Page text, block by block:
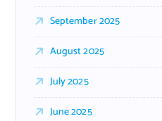
September 2025
August 2025
July 2025
June 2025